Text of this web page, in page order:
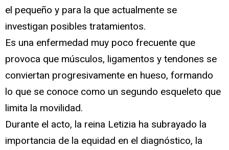
el pequeño y para la que actualmente se
investigan posibles tratamientos.
Es una enfermedad muy poco frecuente que
provoca que músculos, ligamentos y tendones se
conviertan progresivamente en hueso, formando
lo que se conoce como un segundo esqueleto que
limita la movilidad.
Durante el acto, la reina Letizia ha subrayado la
importancia de la equidad en el diagnóstico, la